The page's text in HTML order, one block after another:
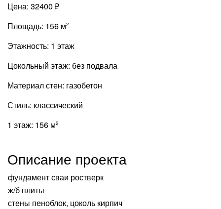
Цена: 32400 ₽
Площадь: 156 м2
Этажность: 1 этаж
Цокольный этаж: без подвала
Материал стен: газобетон
Стиль: классический
1 этаж: 156 м2
Описание проекта
фундамент сваи ростверк
ж/б плиты
стены пеноблок, цоколь кирпич